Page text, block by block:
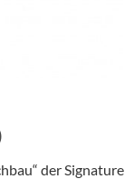
der Signature